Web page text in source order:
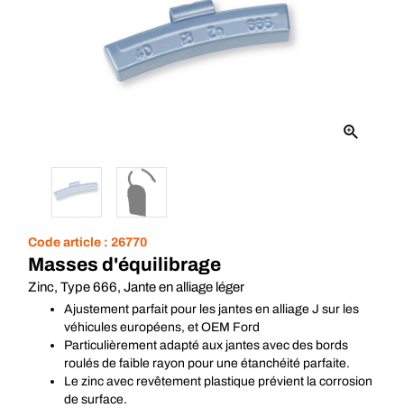
Code article : 26770
Masses d'équilibrage
Zinc, Type 666, Jante en alliage léger
Ajustement parfait pour les jantes en alliage J sur les
véhicules européens, et OEM Ford
Particulièrement adapté aux jantes avec des bords
roulés de faible rayon pour une étanchéité parfaite.
Le zinc avec revêtement plastique prévient la corrosion
de surface.